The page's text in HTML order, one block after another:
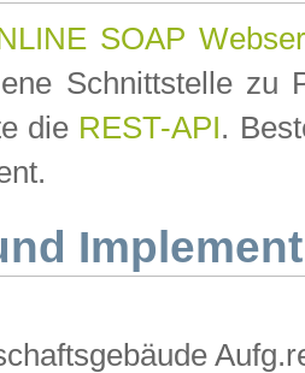
SOAP
Schnittstelle zu
die REST-API.